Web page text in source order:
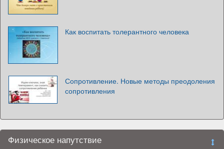
Как воспитать толерантного человека
Сопротивление. Новые методы преодоления
сопротивления
Физическое напутствие